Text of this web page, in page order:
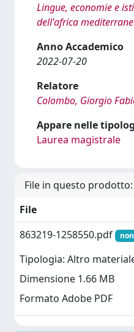
Lingue, economie e
dell'africa
Anno Accademico
2022-07-20
Relatore
Colombo, Giorgio
Appare nelle
Laurea magistrale
File in questo prodotto:
File
863219-1258550.pdf
Tipologia: Altro
Dimensione 1.66 MB
Formato Adobe PDF